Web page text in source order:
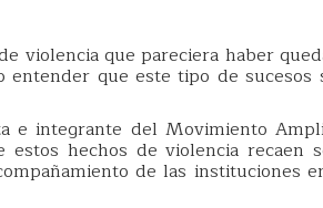
violencia que pareciera haber
entender que este tipo de
e integrante del Movimiento
estos hechos de violencia recaen
de las instituciones